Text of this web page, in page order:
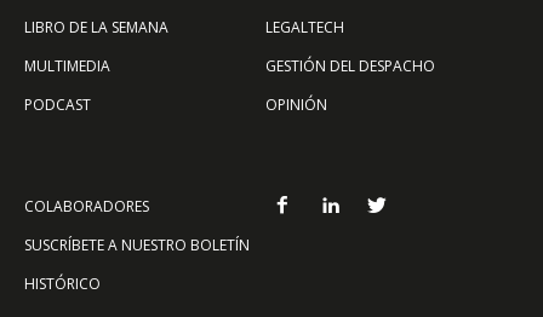
LIBRO DE LA SEMANA
MULTIMEDIA
PODCAST
LEGALTECH
GESTIÓN DEL DESPACHO
OPINIÓN
COLABORADORES
SUSCRÍBETE A NUESTRO BOLETÍN
HISTÓRICO